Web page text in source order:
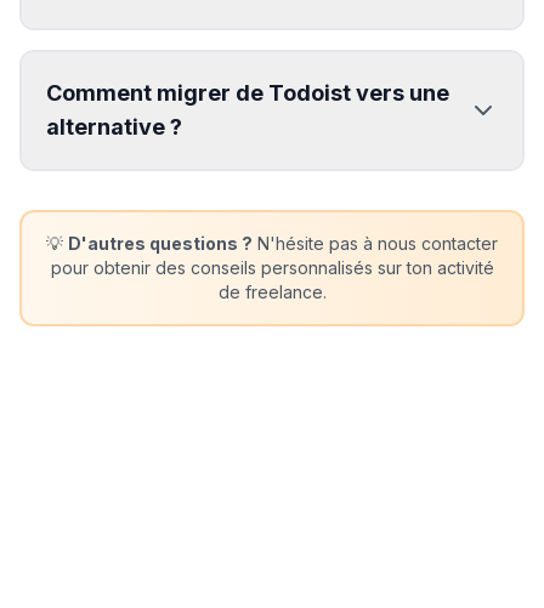
Comment migrer de Todoist vers une
alternative ?
💡 D'autres questions ? N'hésite pas à nous contacter
pour obtenir des conseils personnalisés sur ton activité
de freelance.